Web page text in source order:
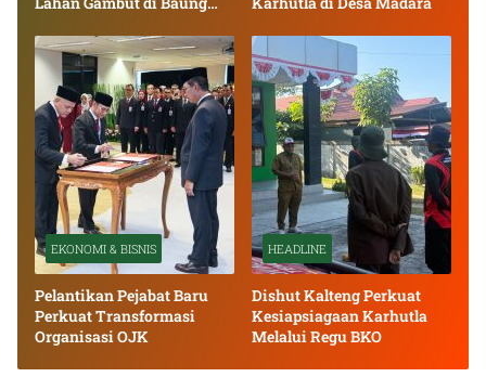
EKONOMI & BISNIS
Pelantikan Pejabat Baru
Perkuat Transformasi
Organisasi OJK
HEADLINE
Dishut Kalteng Perkuat
Kesiapsiagaan Karhutla
Melalui Regu BKO